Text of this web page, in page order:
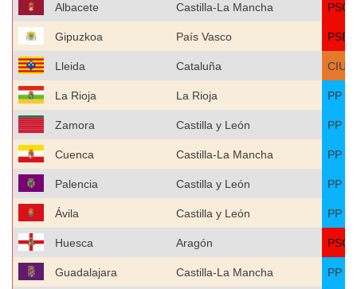
Albacete
Castilla-La Mancha PSOE
Gipuzkoa País Vasco PSE-
Lleida Cataluña CIU
La Rioja La Rioja PP
Zamora Castilla y León PP
Cuenca Castilla-La Mancha PP
Palencia Castilla y León PP
Ávila Castilla y León PP
Huesca Aragón PSOE
Guadalajara Castilla-La Mancha PP